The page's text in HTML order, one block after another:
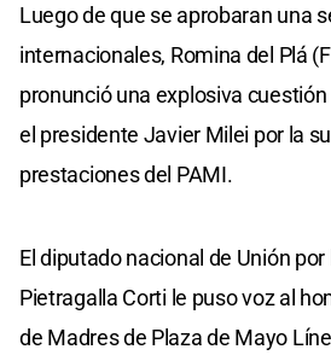
Luego de que se aprobaran una
internacionales, Romina del Plá
pronunció una explosiva
el presidente Javier Milei por la
prestaciones del PAMI.
El diputado nacional de Unión
Pietragalla Corti le puso voz al
de Madres de Plaza de Mayo